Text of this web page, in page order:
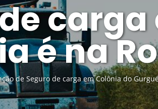
é na
de Seguro de carga em Colônia do